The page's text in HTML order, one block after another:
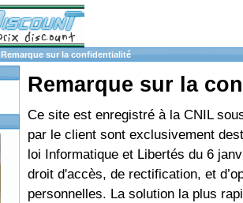
Remarque sur la confidentialité
Remarque sur la
Ce site est enregistré à la CNIL
par le client sont exclusivement
loi Informatique et Libertés du 6
droit d'accès, de rectification, et
personnelles. La solution la plus